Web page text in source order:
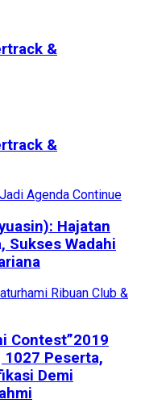
&
&
Hajatan
Sukses Wadahi
Contest”2019
1027 Peserta,
Demi